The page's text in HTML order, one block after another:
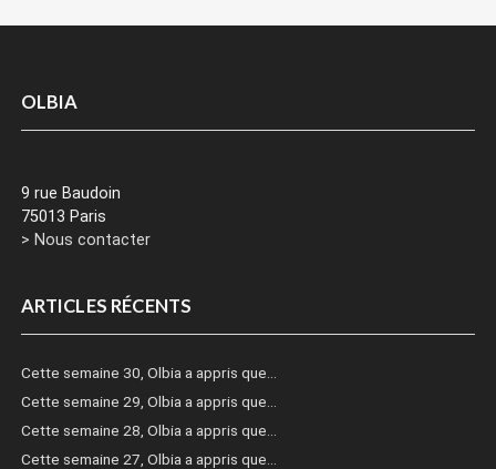
OLBIA
9 rue Baudoin
75013 Paris
> Nous contacter
ARTICLES RÉCENTS
Cette semaine 30, Olbia a appris que…
Cette semaine 29, Olbia a appris que…
Cette semaine 28, Olbia a appris que…
Cette semaine 27, Olbia a appris que…